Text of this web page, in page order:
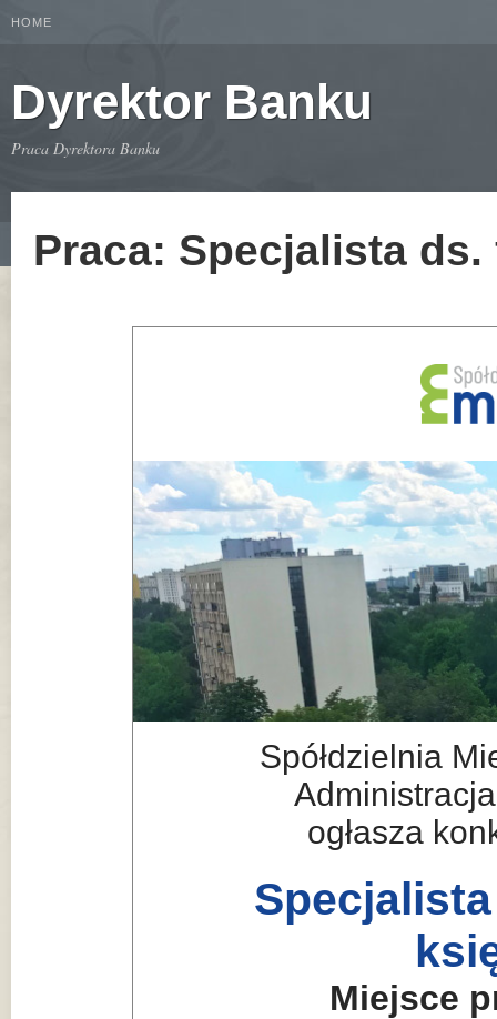
HOME
Dyrektor Banku
Praca Dyrektora Banku
Praca: Specjalista
Spółdzielnia
Administracja
ogłasza
Miejsce